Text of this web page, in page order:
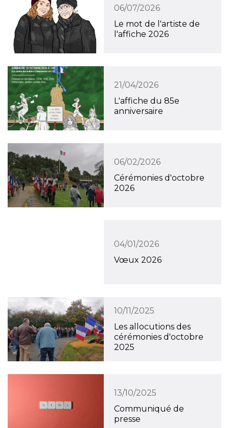
06/07/2026
Le mot de l'artiste de
l'affiche 2026
21/04/2026
L'affiche du 85e
anniversaire
06/02/2026
Cérémonies d'octobre
2026
04/01/2026
Vœux 2026
10/11/2025
Les allocutions des
cérémonies d'octobre
2025
13/10/2025
Communiqué de
presse